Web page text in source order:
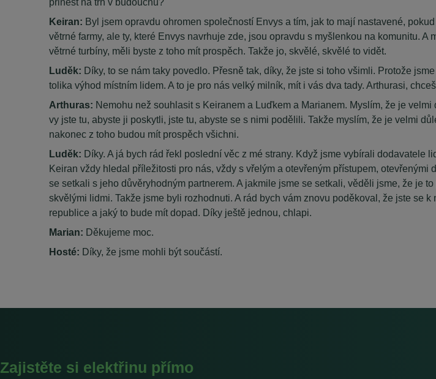
Keiran: Byl jsem opravdu ohromen společností Envys a tím, jak to mají nastavené,
větrné farmy, ale ty, které Envys navrhuje zde, jsou opravdu s myšlenkou na komunitu.
větrné turbíny, měli byste z toho mít prospěch. Takže jo, skvělé, skvělé to vidět.
Luděk: Díky, to se nám taky povedlo. Přesně tak, díky, že jste si toho všimli. Protože
tolika výhod místním lidem. A to je pro nás velký milník, mít i vás dva tady. Arthurasi,
Arthuras: Nemohu než souhlasit s Keiranem a Luďkem a Marianem. Myslím, že je
vy jste tu, abyste ji poskytli, jste tu, abyste se s nimi podělili. Takže myslím, že je velmi
nakonec z toho budou mít prospěch všichni.
Luděk: Díky. A já bych rád řekl poslední věc z mé strany. Když jsme vybírali
Keiran vždy hledal příležitosti pro nás, vždy s vřelým a otevřeným přístupem,
se setkali s jeho důvěryhodným partnerem. A jakmile jsme se setkali, věděli jsme, že je
skvělými lidmi. Takže jsme byli rozhodnuti. A rád bych vám znovu poděkoval, že jste se
republice a jaký to bude mít dopad. Díky ještě jednou, chlapi.
Marian: Děkujeme moc.
Hosté: Díky, že jsme mohli být součástí.
Zajistěte si elektřinu přímo